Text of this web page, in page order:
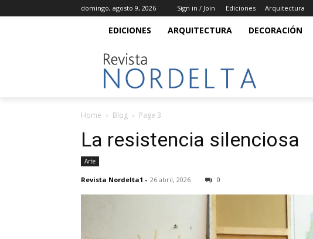
domingo, agosto 9, 2026 Sign in / Join Ediciones Arquitectura
EDICIONES ARQUITECTURA DECORACIÓN
Home Blog Page 3
La resistencia silenciosa
Arte
Revista Nordelta1 - 26 abril, 2026 0